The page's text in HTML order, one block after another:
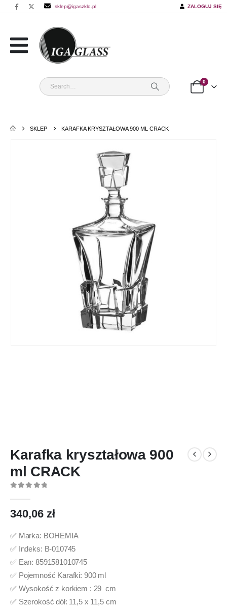
sklep@igaszklo.pl ZALOGUJ SIĘ
0
SKLEP KARAFKA KRYSZTAŁOWA 900 ML CRACK
Karafka kryształowa 900
ml CRACK
340,06 zł
✅ Marka: BOHEMIA
✅ Indeks: B-010745
✅ Ean: 8591581010745
✅ Pojemność Karafki: 900 ml
✅ Wysokość z korkiem : 29 cm
✅ Szerokość dół: 11,5 x 11,5 cm